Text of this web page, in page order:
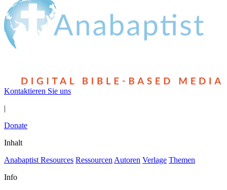
Kontaktieren Sie uns
|
Donate
Inhalt
Anabaptist Resources Ressourcen Autoren Verlage Themen
Info